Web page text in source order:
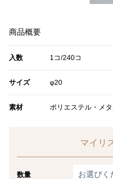
商品概要
入数 1コ/240コ
サイズ φ20
素材 ポリエステル・メ
マイリ
数量